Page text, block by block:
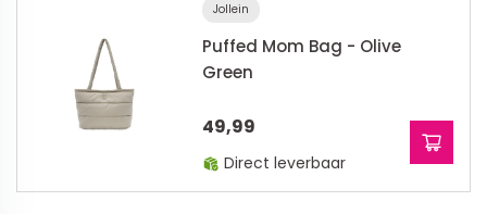
Jollein
Puffed Mom Bag - Olive
Green
49,99
Direct leverbaar